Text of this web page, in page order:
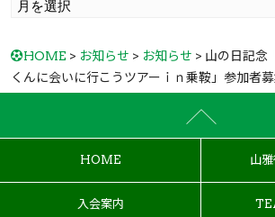
HOME > お知らせ > お知らせ > 山の日記念
くんに会いに行こうツアーｉｎ乗鞍」参加者
HOME 山
入会案内